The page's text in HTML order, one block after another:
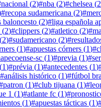
nacional (2)#nba (2)#chelsea (2
#recopa sudamericana (2)#
baloncesto (2)#liga española
(2)#clippers (2)#atletico (2)#
(2)#sudamericano (2)#
(1)#apuestas córners (1)#
sc (1)#previa (1)#
(1)#prévia (1)#antecedentes (1)
#análisis histórico (1)#fútbol
patron (1)#club tijuana (1)#
1 (1)#atlante fc (1)#
(1)#apuestas tácticas (1)